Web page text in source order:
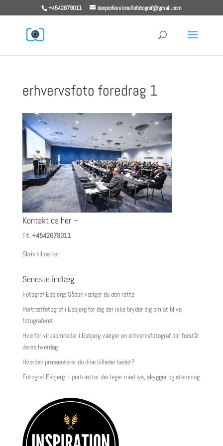
+4542679011 denprofessionellefotograf@gmail.com
erhvervsfoto foredrag 1
Kontakt os her –
Tlf. +4542679011
Skriv til os her
Seneste indlæg
Fotograf Esbjerg: Sådan vælger du den rette
Portrætfotograf i Esbjerg for dig der ikke bryder dig om at blive
fotograferet
Hvorfor virksomheder i Esbjerg vælger en erhvervsfotograf der forstår
deres hverdag
Hvordan præsenterer du dine billeder bedst?
Fotograf Esbjerg – portrætter der leger med lys, skygger og stemning